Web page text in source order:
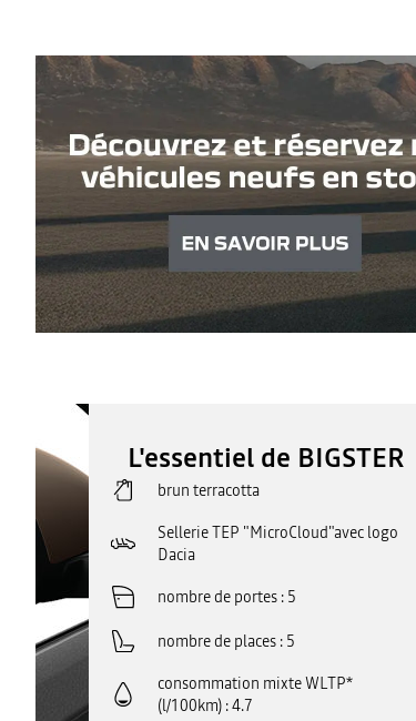
L'essentiel de BIGSTER
brun terracotta
Sellerie TEP "MicroCloud"avec logo
Dacia
nombre de portes 5
nombre de places 5
consommation mixte WLTP*
(l/100km) 4.7